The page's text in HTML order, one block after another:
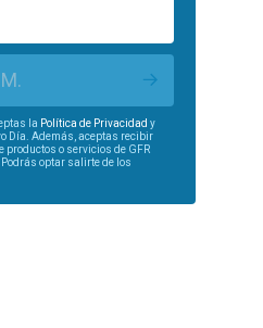
la Política de Privacidad y
Día. Además, aceptas recibir
o servicios de GFR
optar salirte de los